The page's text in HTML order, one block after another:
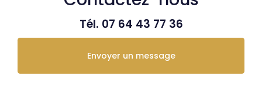
Tél. 07 64 43 77 36
Envoyer un message